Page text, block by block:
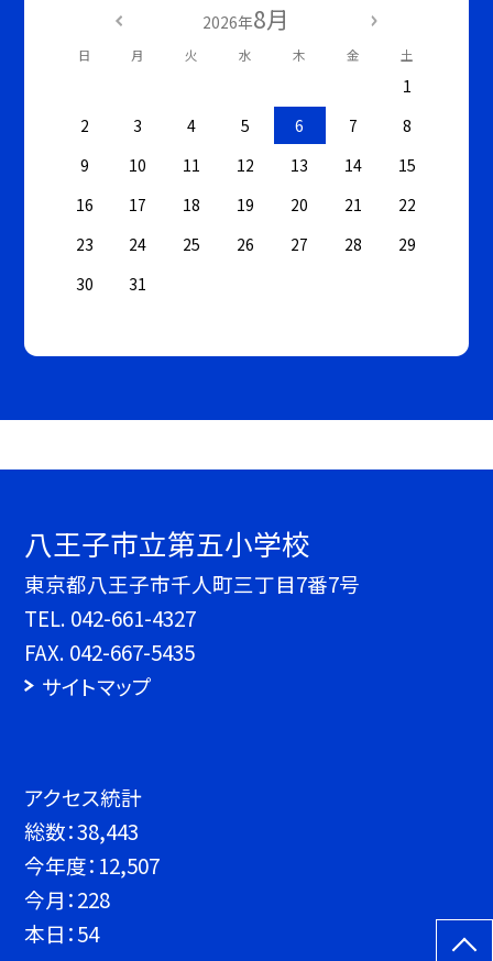
2026年8月
日 月 火 水 木 金 土
1
2
3 4 5 6 7
8
9
10 11 12 13 14
15
16
17 18 19 20 21
22
23
24 25 26 27 28
29
30
31
八王子市立第五小学校
東京都八王子市千人町三丁目7番7号
TEL. 042-661-4327
FAX. 042-667-5435
サイトマップ
アクセス統計
総数：38,443
今年度： 12,507
今月：228
本日：54